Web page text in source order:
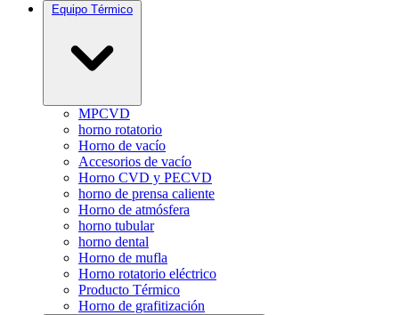
Equipo Térmico
MPCVD
horno rotatorio
Horno de vacío
Accesorios de vacío
Horno CVD y PECVD
horno de prensa caliente
Horno de atmósfera
horno tubular
horno dental
Horno de mufla
Horno rotatorio eléctrico
Producto Térmico
Horno de grafitización